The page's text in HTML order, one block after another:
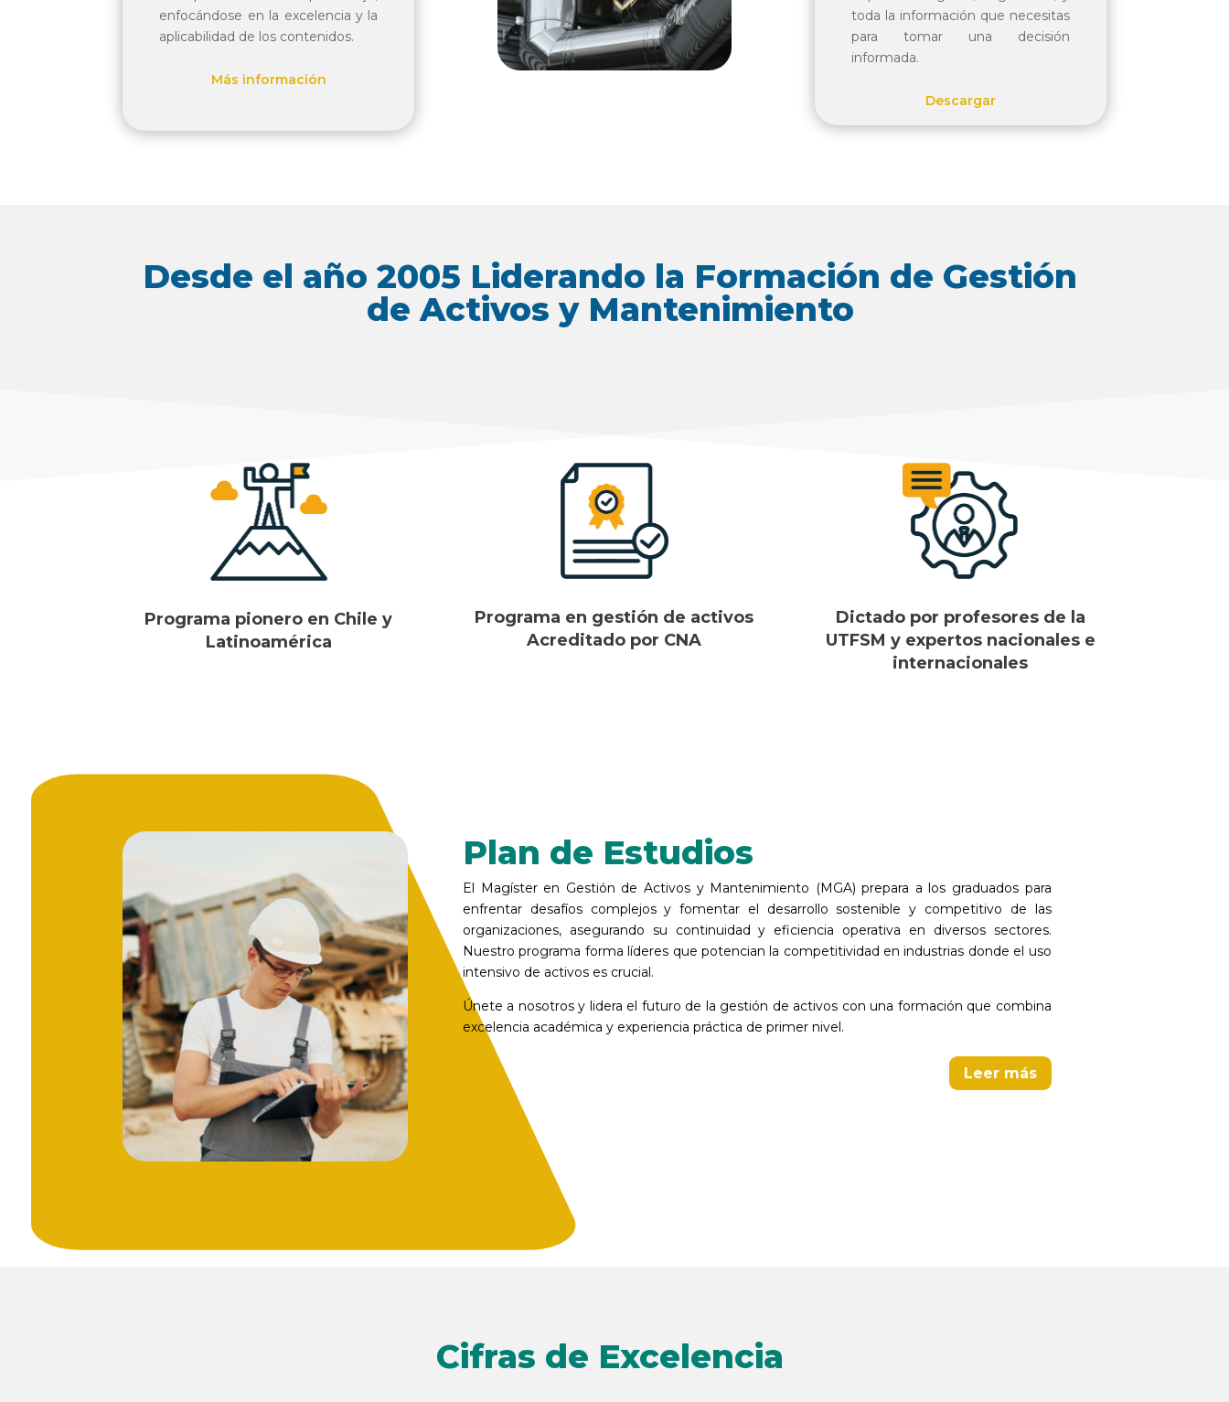
enfocándose en la excelencia y la
aplicabilidad de los contenidos.
Más información
toda la información que necesitas
para tomar una decisión
informada.
Descargar
Desde el año 2005 Liderando la Formación de Gestión
de Activos y Mantenimiento
Programa pionero en Chile y
Latinoamérica
Programa en gestión de activos
Acreditado por CNA
Dictado por profesores de la
UTFSM y expertos nacionales e
internacionales
Plan de Estudios
El Magíster en Gestión de Activos y Mantenimiento (MGA) prepara a los graduados para
enfrentar desafíos complejos y fomentar el desarrollo sostenible y competitivo de las
organizaciones, asegurando su continuidad y eficiencia operativa en diversos sectores.
Nuestro programa forma líderes que potencian la competitividad en industrias donde el uso
intensivo de activos es crucial.
Únete a nosotros y lidera el futuro de la gestión de activos con una formación que combina
excelencia académica y experiencia práctica de primer nivel.
Leer más
Cifras de Excelencia